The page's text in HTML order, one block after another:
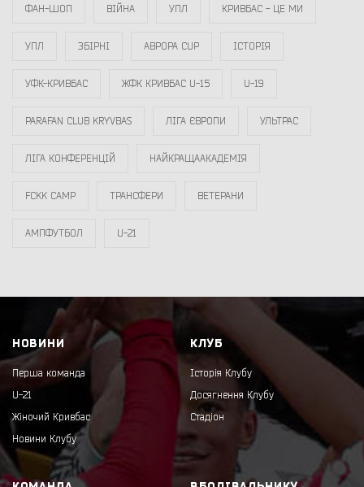
ФАН-ШОП ВІЙНА УПЛ КРИВБАС - ЦЕ МИ
УПЛ ЗБІРНІ АВРОРА CUP ІСТОРІЯ
УФК-КРИВБАС ЖФК КРИВБАС U-15 U-19
PARAFAN CLUB KRYVBAS ЛІГА ЄВРОПИ УЛЬТРАС
ЛІГА КОНФЕРЕНЦІЙ НАЙКРАЩААКАДЕМІЯ
FCKK CAMP ТРАНСФЕРИ ВЕТЕРАНИ
АМПФУТБОЛ U-21
НОВИНИ
Перша команда
U-21
Жіночий Кривбас
Новини Клубу
КЛУБ
Історія Клубу
Досягнення Клубу
Стадіон